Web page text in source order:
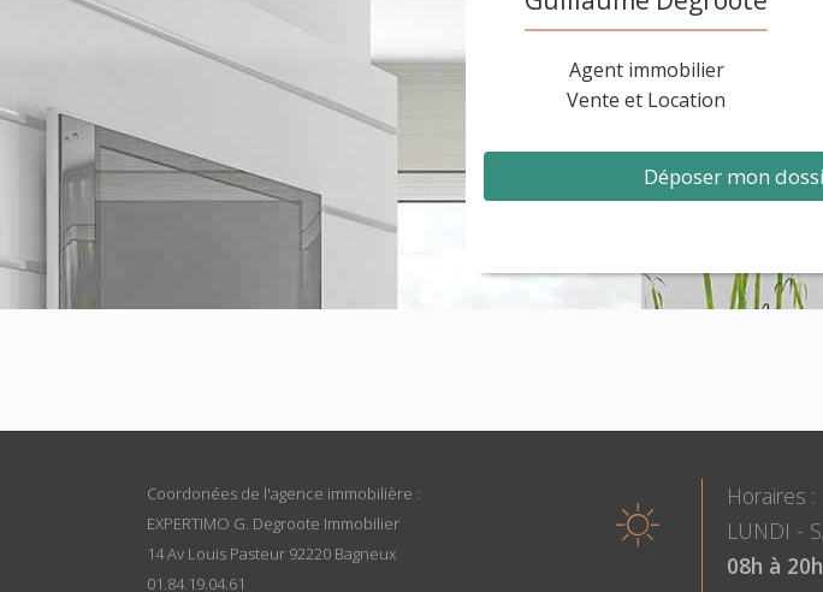
Agent immobilier
Vente et Location
Déposer mon
Coordonées de l'agence immobilière :
EXPERTIMO G. Degroote Immobilier
14 Av Louis Pasteur 92220 Bagneux
01.84.19.04.61
Horaires :
LUNDI -
08h à 20h